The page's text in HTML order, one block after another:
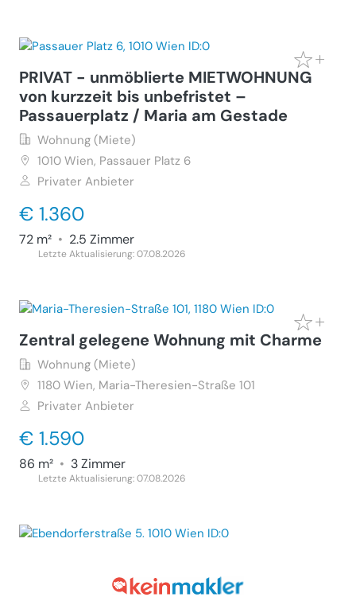
PRIVAT - unmöblierte MIETWOHNUNG
von kurzzeit bis unbefristet –
Passauerplatz / Maria am Gestade
Wohnung (Miete)
1010 Wien, Passauer Platz 6
Privater Anbieter
€ 1.360
72 m² • 2.5 Zimmer
Letzte Aktualisierung: 07.08.2026
Zentral gelegene Wohnung mit Charme
Wohnung (Miete)
1180 Wien, Maria-Theresien-Straße 101
Privater Anbieter
€ 1.590
86 m² • 3 Zimmer
Letzte Aktualisierung: 07.08.2026
Wohnung (Miete)